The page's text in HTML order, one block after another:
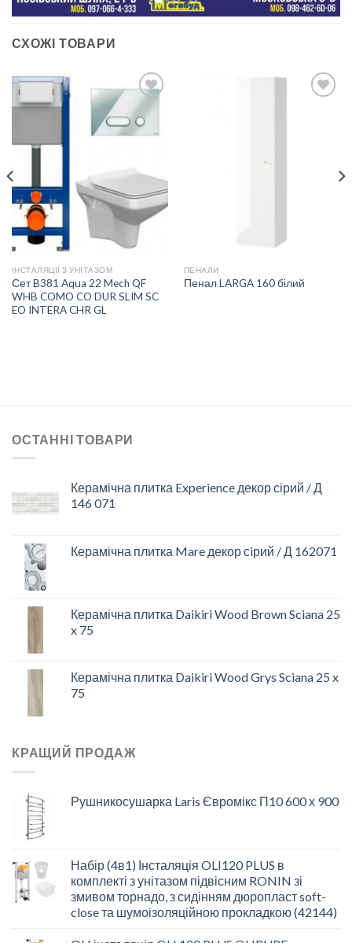
СХОЖІ ТОВАРИ
ДОДАТИ
БАЖАНЬ
ІНСТАЛЯЦІЇ З УНІТАЗОМ
Сет B381 Aqua 22 Mech QF
WHB COMO CO DUR SLIM SC
EO INTERA CHR GL
ПЕНАЛИ
Пенал LARGA 160 білий
ОСТАННІ ТОВАРИ
Керамічна плитка Experience декор сірий / Д
146 071
Керамічна плитка Mare декор сiрий / Д 162071
Керамічна плитка Daikiri Wood Brown Sciana 25
x 75
Керамічна плитка Daikiri Wood Grys Sciana 25 x
75
КРАЩИЙ ПРОДАЖ
Рушникосушарка Laris Євромікс П10 600 х 900
Набір (4в1) Інсталяція OLI120 PLUS в
комплекті з унітазом підвісним RONIN зі
змивом торнадо, з сидінням дюропласт soft-
close та шумоізоляційною прокладкою (42144)